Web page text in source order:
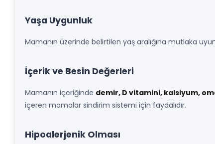
Yaşa Uygunluk
Mamanın üzerinde belirtilen yaş aralığına mutlaka
İçerik ve Besin Değerleri
Mamanın içeriğinde demir, D vitamini, kalsiyum,
içeren mamalar sindirim sistemi için faydalıdır.
Hipoalerjenik Olması